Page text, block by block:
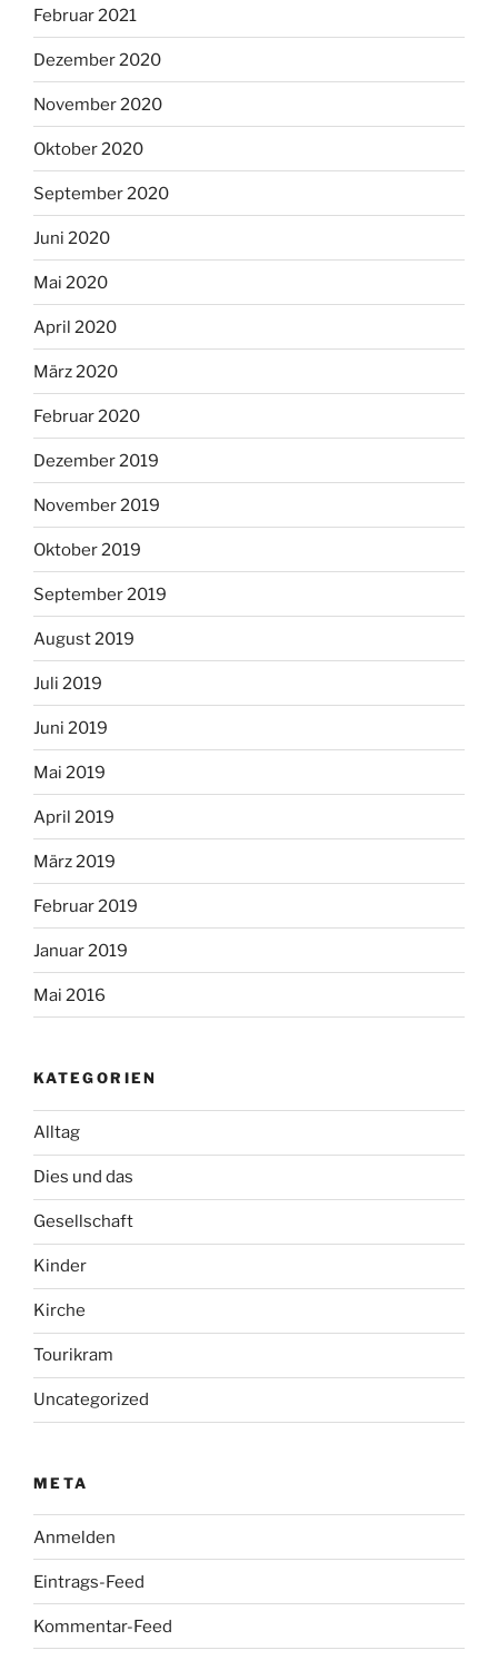
Februar 2021
Dezember 2020
November 2020
Oktober 2020
September 2020
Juni 2020
Mai 2020
April 2020
März 2020
Februar 2020
Dezember 2019
November 2019
Oktober 2019
September 2019
August 2019
Juli 2019
Juni 2019
Mai 2019
April 2019
März 2019
Februar 2019
Januar 2019
Mai 2016
KATEGORIEN
Alltag
Dies und das
Gesellschaft
Kinder
Kirche
Tourikram
Uncategorized
META
Anmelden
Eintrags-Feed
Kommentar-Feed